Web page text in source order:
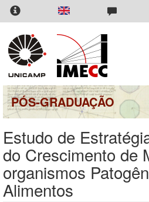
Pular
para
conteúdo
principal
PÓS-GRADUAÇÃO
Estudo de
do Crescimento de
organismos
Alimentos